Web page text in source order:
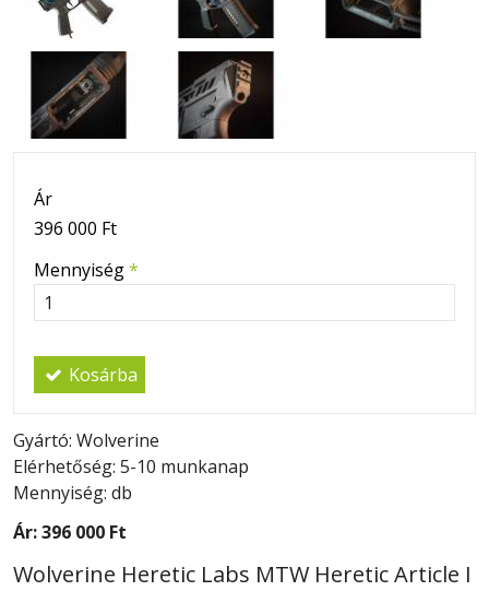
Ár
396 000 Ft
Mennyiség*
Kosárba
Gyártó: Wolverine
Elérhetőség: 5-10 munkanap
Mennyiség: db
Ár:396 000 Ft
Wolverine Heretic Labs MTW Heretic Article I